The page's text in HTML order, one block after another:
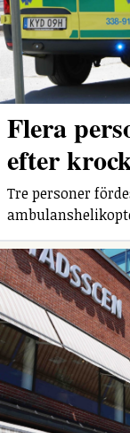
Flera
efter
Tre personer